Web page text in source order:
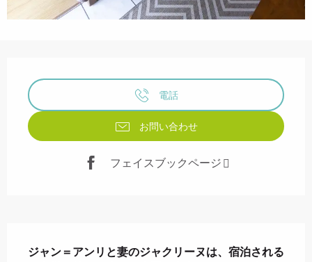
電話
お問い合わせ
フェイスブックページ
ジャン＝アンリと妻のジャクリーヌは、宿泊される